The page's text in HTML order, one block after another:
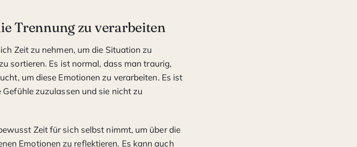
Trennung zu verarbeiten
Zeit zu nehmen, um die Situation zu
sortieren. Es ist normal, dass man traurig,
um diese Emotionen zu verarbeiten. Es ist
zuzulassen und sie nicht zu
Zeit für sich selbst nimmt, um über die
Emotionen zu reflektieren. Es kann auch